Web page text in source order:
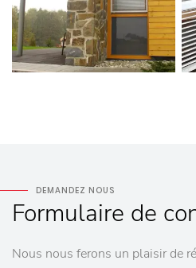
DEMANDEZ NOUS
Formulaire de
Nous nous ferons un plaisir de